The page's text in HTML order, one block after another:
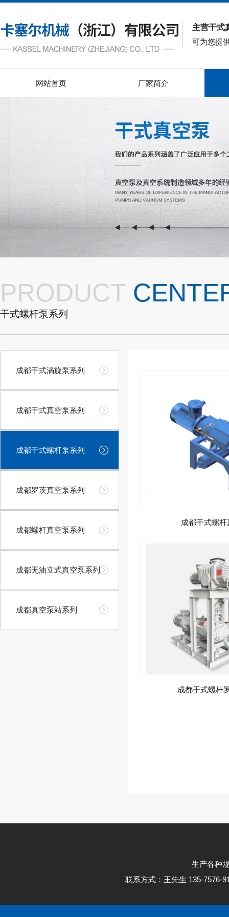
主营干式
可为您提
网站首页 厂家简介
PRODUCT
干式螺杆泵系列
成都干式涡旋泵系列
成都干式真空泵系列
成都干式螺杆泵系列
成都罗茨真空泵系列
成都螺杆真空泵系列
成都无油立式真空泵系列
成都真空泵站系列
成都干式螺
成都干式螺杆
生产各种
联系方式：王先生 135-